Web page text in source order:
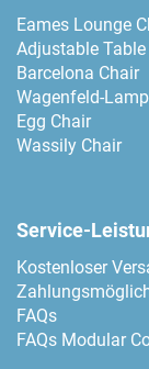
Eames Lounge
Adjustable
Barcelona Chair
Wagenfeld-
Egg Chair
Wassily Chair
Service-
Kostenloser
FAQs
FAQs Modular